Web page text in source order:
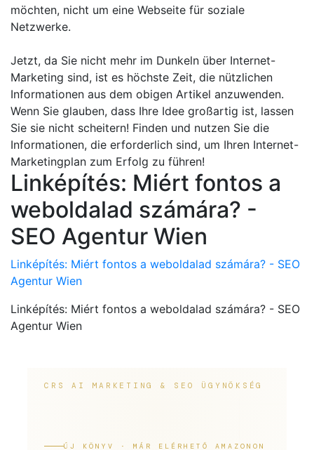
möchten, nicht um eine Webseite für soziale
Netzwerke.
Jetzt, da Sie nicht mehr im Dunkeln über Internet-
Marketing sind, ist es höchste Zeit, die nützlichen
Informationen aus dem obigen Artikel anzuwenden.
Wenn Sie glauben, dass Ihre Idee großartig ist, lassen
Sie sie nicht scheitern! Finden und nutzen Sie die
Informationen, die erforderlich sind, um Ihren Internet-
Marketingplan zum Erfolg zu führen!
Linképítés: Miért fontos a
weboldalad számára? -
SEO Agentur Wien
Linképítés: Miért fontos a weboldalad számára? - SEO
Agentur Wien
Linképítés: Miért fontos a weboldalad számára? - SEO
Agentur Wien